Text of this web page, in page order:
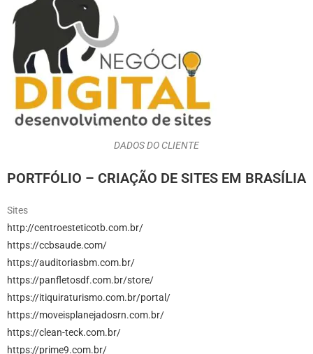
DADOS DO CLIENTE
PORTFÓLIO – CRIAÇÃO DE SITES EM BRASÍLIA
Sites
http://centroesteticotb.com.br/
https://ccbsaude.com/
https://auditoriasbm.com.br/
https://panfletosdf.com.br/store/
https://itiquiraturismo.com.br/portal/
https://moveisplanejadosrn.com.br/
https://clean-teck.com.br/
https://prime9.com.br/